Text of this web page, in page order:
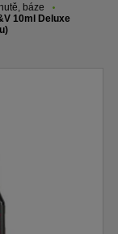
báze
10ml Deluxe